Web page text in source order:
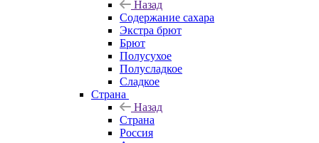
Назад
Содержание сахара
Экстра брют
Брют
Полусухое
Полусладкое
Сладкое
Страна
Назад
Страна
Россия